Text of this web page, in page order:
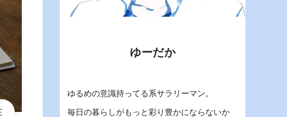
ゆーだか
ゆるめの意識持ってる系サラリーマン。
毎日の暮らしがもっと彩り豊かにならないか